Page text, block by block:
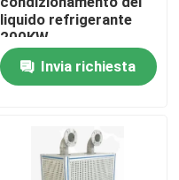
liquido refrigerante
200KW
Invia richiesta